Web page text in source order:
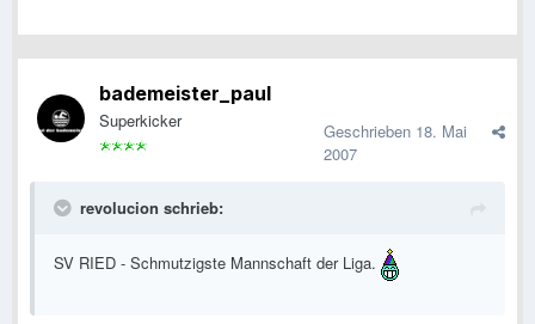
bademeister_paul
Superkicker Geschrieben 18. Mai
2007
revolucion schrieb:
SV RIED - Schmutzigste Mannschaft der Liga.